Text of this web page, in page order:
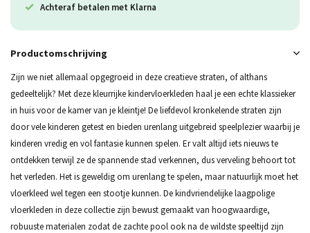
Uitverkocht
Achteraf betalen met Klarna
Productomschrijving
Zijn we niet allemaal opgegroeid in deze creatieve straten, of althans
gedeeltelijk? Met deze kleurrijke kindervloerkleden haal je een echte klassieker
in huis voor de kamer van je kleintje! De liefdevol kronkelende straten zijn
door vele kinderen getest en bieden urenlang uitgebreid speelplezier waarbij je
kinderen vredig en vol fantasie kunnen spelen. Er valt altijd iets nieuws te
ontdekken terwijl ze de spannende stad verkennen, dus verveling behoort tot
het verleden. Het is geweldig om urenlang te spelen, maar natuurlijk moet het
vloerkleed wel tegen een stootje kunnen. De kindvriendelijke laagpolige
vloerkleden in deze collectie zijn bewust gemaakt van hoogwaardige,
robuuste materialen zodat de zachte pool ook na de wildste speeltijd zijn